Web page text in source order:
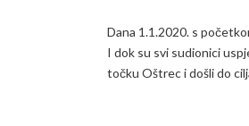
Dana 1.1.2020. s
I dok su svi sudionici
točku Oštrec i došli do